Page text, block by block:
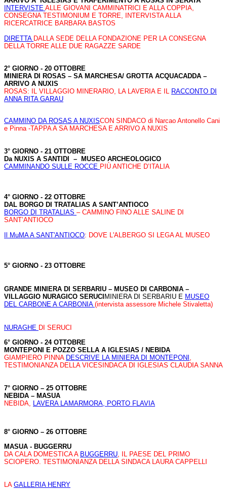
INTERVISTE ALLE GIOVANI CAMMINATRICI E ALLA COPPIA,
CONSEGNA TESTIMONIUM E TORRE, INTERVISTA ALLA
RICERCATRICE BARBARA BASTOS
DIRETTA DALLA SEDE DELLA FONDAZIONE PER LA CONSEGNA
DELLA TORRE ALLE DUE RAGAZZE SARDE
2° GIORNO - 20 OTTOBRE
MINIERA DI ROSAS – SA MARCHESA/ GROTTA ACQUACADDA –
ARRIVO A NUXIS
ROSAS: IL VILLAGGIO MINERARIO, LA LAVERIA E IL RACCONTO DI
ANNA RITA GARAU
CAMMINO DA ROSAS A NUXISCON SINDACO di Narcao Antonello Cani
e Pinna -TAPPA A SA MARCHESA E ARRIVO A NUXIS
3° GIORNO - 21 OTTOBRE
Da NUXIS A SANTIDI
–
MUSEO ARCHEOLOGICO
CAMMINANDO SULLE ROCCE PIÙ ANTICHE D’ITALIA
4° GIORNO - 22 OTTOBRE
DAL BORGO DI TRATALIAS A SANT’ANTIOCO
BORGO DI TRATALIAS – CAMMINO FINO ALLE SALINE DI
SANT’ANTIOCO
Il MuMA A SANT'ANTIOCO: DOVE L'ALBERGO SI LEGA AL MUSEO
5° GIORNO - 23 OTTOBRE
GRANDE MINIERA DI SERBARIU – MUSEO DI CARBONIA –
VILLAGGIO NURAGICO SERUCI MINIERA DI SERBARIU E MUSEO
DEL CARBONE A CARBONIA (intervista assessore Michele Stivaletta)
NURAGHE DI SERUCI
6° GIORNO - 24 OTTOBRE
MONTEPONI E POZZO SELLA A IGLESIAS / NEBIDA
GIAMPIERO PINNA DESCRIVE LA MINIERA DI MONTEPONI
TESTIMONIANZA DELLA VICESINDACA DI IGLESIAS CLAUDIA SANNA
7° GIORNO – 25 OTTOBRE
NEBIDA – MASUA
NEBIDA, LAVERA LAMARMORA, PORTO FLAVIA
8° GIORNO – 26 OTTOBRE
MASUA - BUGGERRU
DA CALA DOMESTICA A BUGGERRU , IL PAESE DEL PRIMO
SCIOPERO. TESTIMONIANZA DELLA SINDACA LAURA CAPPELLI
LA GALLERIA HENRY